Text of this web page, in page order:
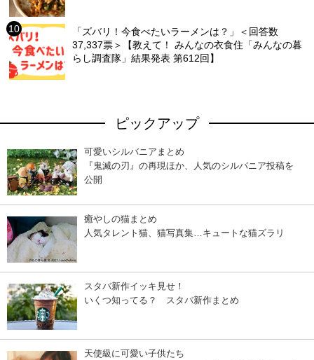
「ズバリ！今食べたいラーメンは？」＜回答数
37,337票＞【教えて！ みんなの衣食住「みんなの暮
らし調査隊」結果発表 第612回】
ピックアップ
可愛いシルバニアまとめ
『鬼滅の刃』の再現ほか、人気のシルバニア投稿を
公開
癒やしの猫まとめ
人気タレント猫、猫写真集…キュートな猫ズラリ
スタバ新作イッキ見せ！
いくつ知ってる？ スタバ新作まとめ
天使級に可愛い子供たち